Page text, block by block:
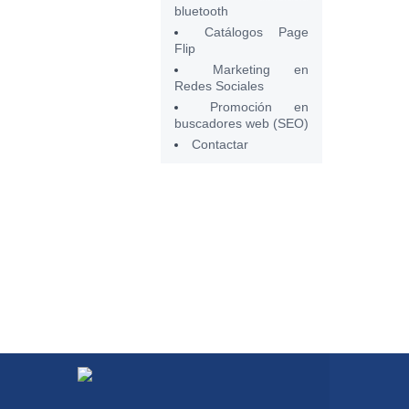
bluetooth
Catálogos Page
Flip
Marketing en
Redes Sociales
Promoción en
buscadores web (SEO)
Contactar